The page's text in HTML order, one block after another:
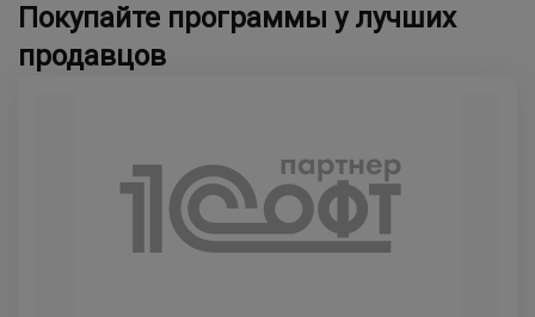
Покупайте программы у лучших
продавцов